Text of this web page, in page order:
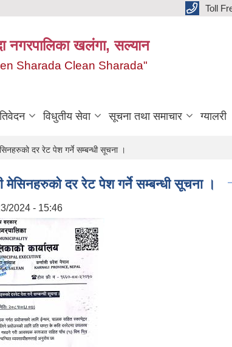
Toll
नगरपालिका खलंगा, सल्यान
Sharada Clean Sharada"
विधुतीय सेवा सूचना तथा समाचार ग्यालरी
दर रेट पेश गर्ने सम्बन्धी सूचना ।
मेसिनहरुको दर रेट पेश गर्ने सम्बन्धी सूचना ।
2024 - 15:46